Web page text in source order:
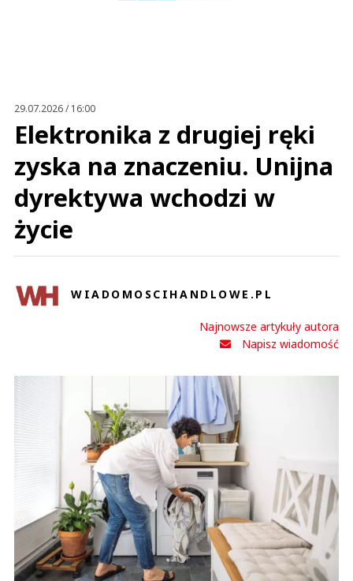
29.07.2026 / 16:00
Elektronika z drugiej ręki
zyska na znaczeniu. Unijna
dyrektywa wchodzi w
życie
WIADOMOSCIHANDLOWE.PL
Najnowsze artykuły autora
Napisz wiadomość